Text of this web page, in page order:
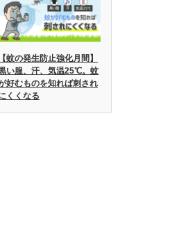
【蚊の発生防止強化月間】
い服、汗、気温25℃。蚊
好むものを知れば刺され
くくなる